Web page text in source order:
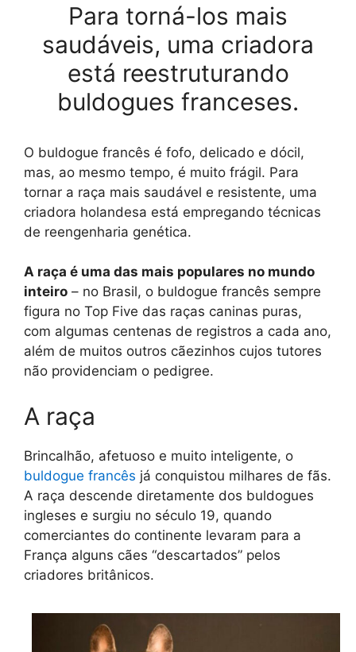
Para torná-los mais
saudáveis, uma criadora
está reestruturando
buldogues franceses.
O buldogue francês é fofo, delicado e dócil,
mas, ao mesmo tempo, é muito frágil. Para
tornar a raça mais saudável e resistente, uma
criadora holandesa está empregando técnicas
de reengenharia genética.
A raça é uma das mais populares no mundo
inteiro – no Brasil, o buldogue francês sempre
figura no Top Five das raças caninas puras,
com algumas centenas de registros a cada ano,
além de muitos outros cãezinhos cujos tutores
não providenciam o pedigree.
A raça
Brincalhão, afetuoso e muito inteligente, o
buldogue francês já conquistou milhares de fãs.
A raça descende diretamente dos buldogues
ingleses e surgiu no século 19, quando
comerciantes do continente levaram para a
França alguns cães “descartados” pelos
criadores britânicos.